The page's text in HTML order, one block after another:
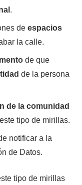
.
de espacios
la calle.
de que
de la persona
de la comunidad
tipo de mirillas.
notificar a la
de Datos.
tipo de mirillas